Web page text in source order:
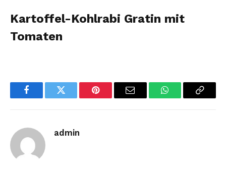
Kartoffel-Kohlrabi Gratin mit
Tomaten
FacebookTwitter Pinterest Email WhatsAppCopy
admin